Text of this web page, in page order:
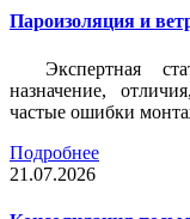
Пароизоляция и
Экспертная
назначение,
частые ошибки
Подробнее
21.07.2026